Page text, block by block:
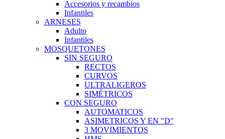
Accesorios y recambios
Infantiles
ARNESES
Adulto
Infantiles
MOSQUETONES
SIN SEGURO
RECTOS
CURVOS
ULTRALIGEROS
SIMÉTRICOS
CON SEGURO
AUTOMATICOS
ASIMETRICOS Y EN "D"
3 MOVIMIENTOS